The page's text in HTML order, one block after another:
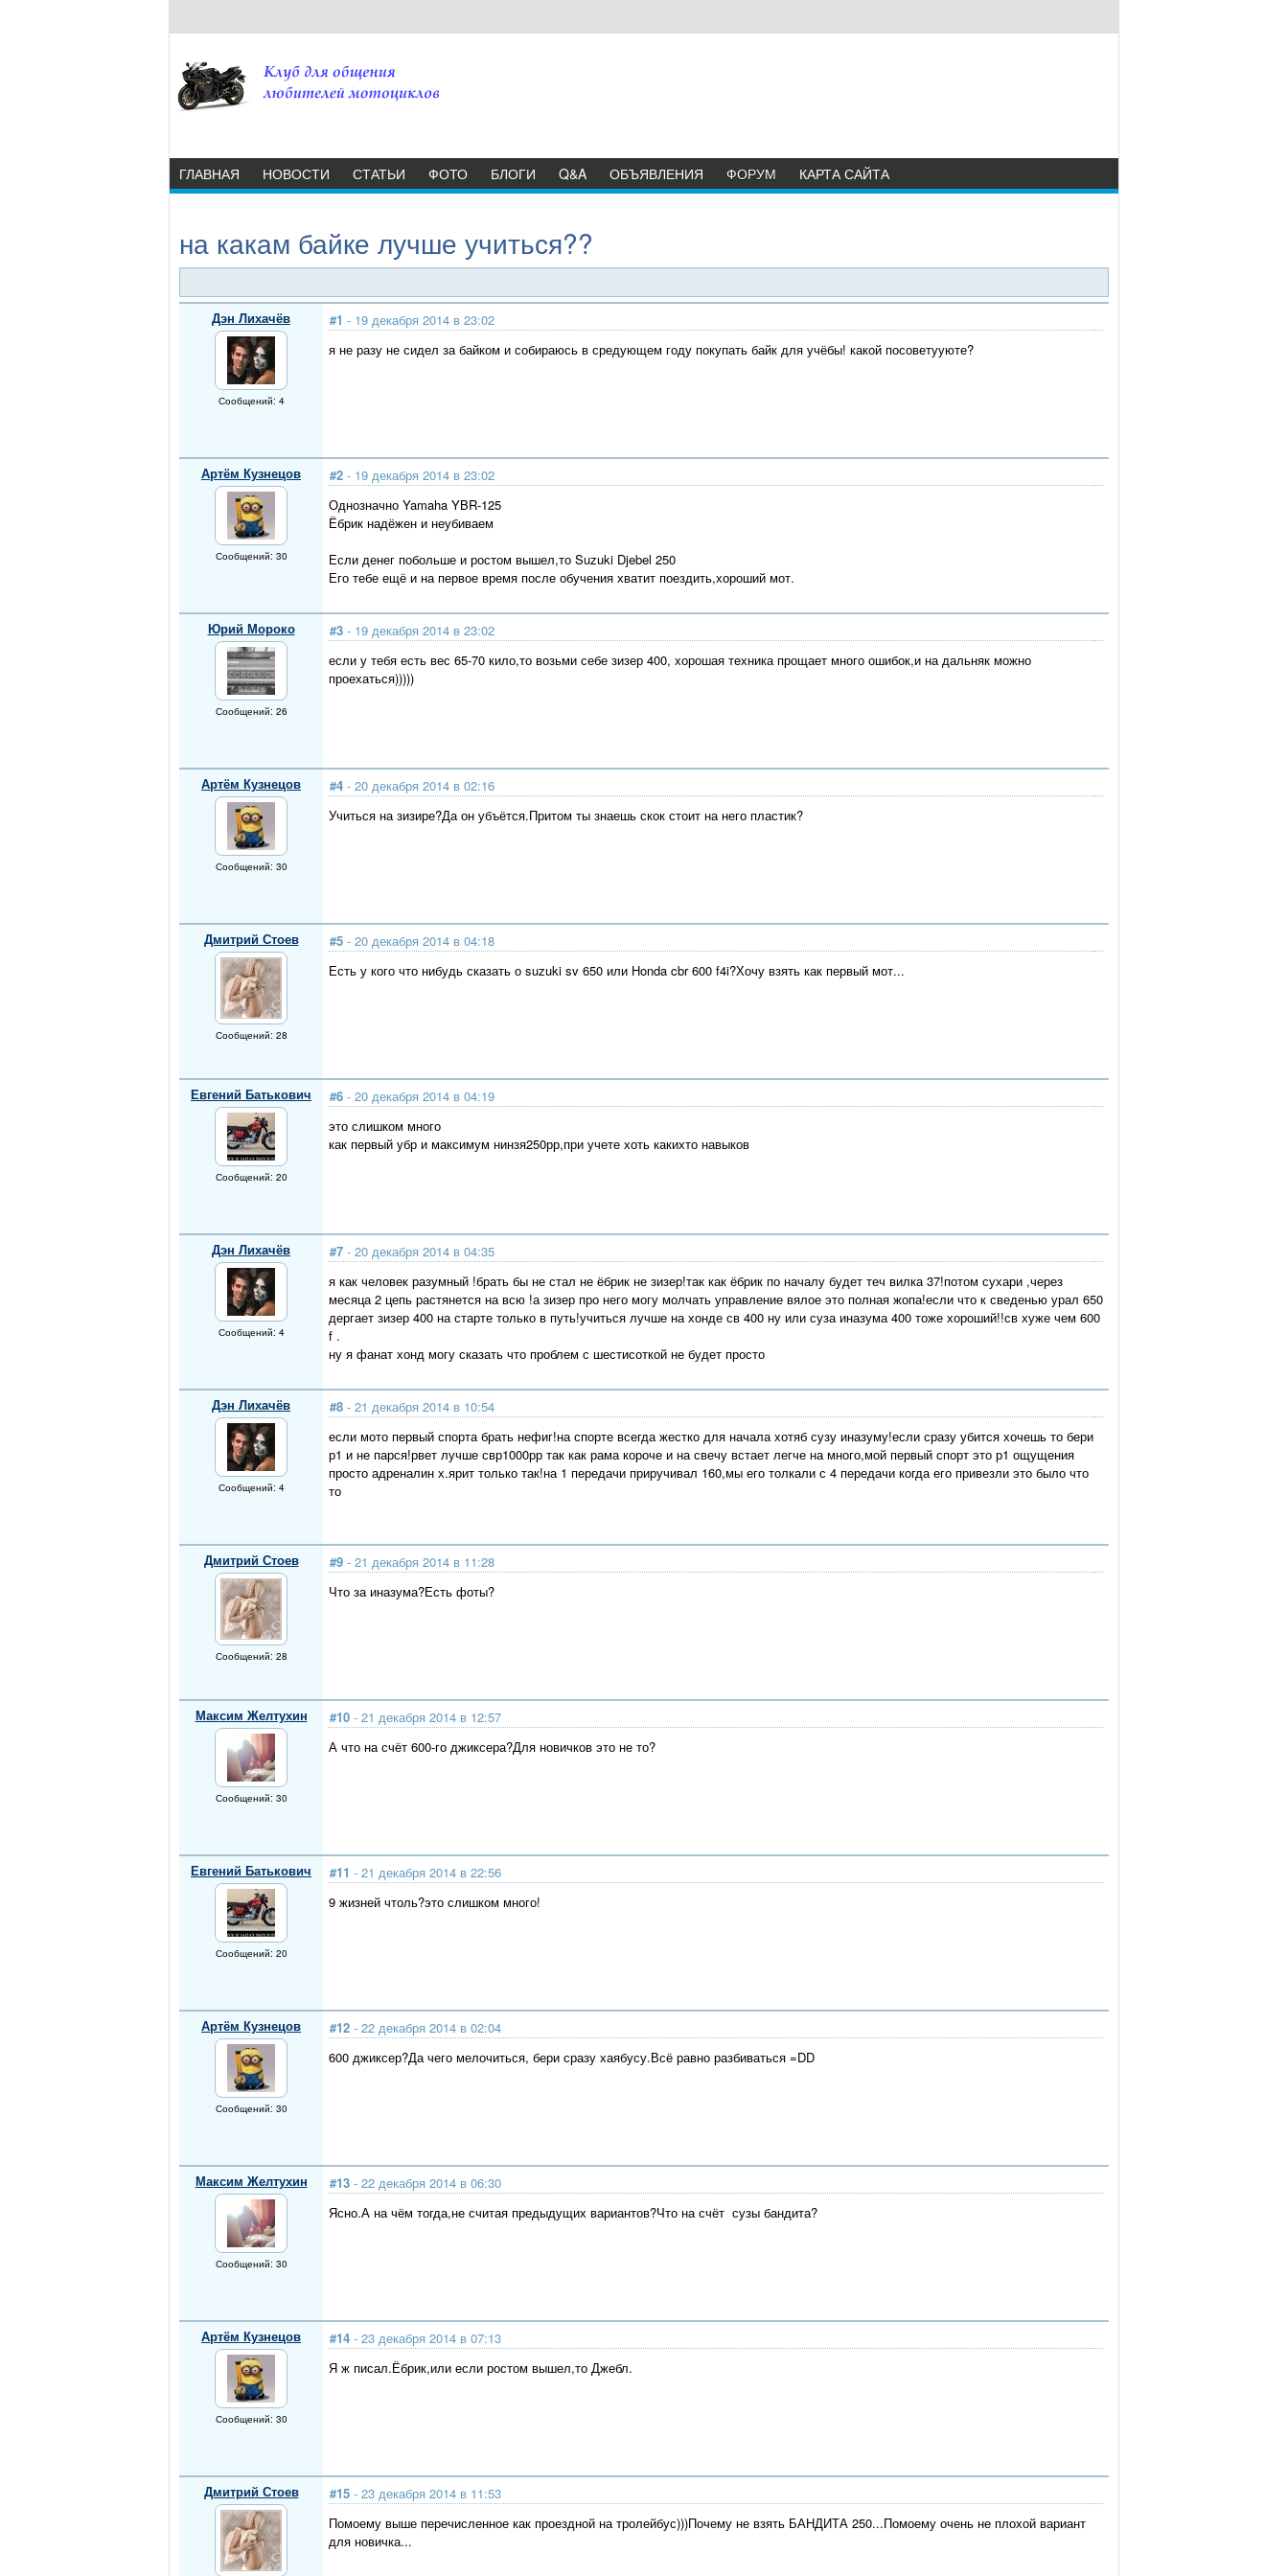
ГЛАВНАЯ НОВОСТИ СТАТЬИ ФОТО БЛОГИ Q&A ОБЪЯВЛЕНИЯ ФОРУМ КАРТА САЙТА
на какам байке лучше учиться??
Дэн Лихачёв
Сообщений: 4
#1 - 19 декабря 2014 в 23:02
я не разу не сидел за байком и собираюсь в средующем году покупать байк для учёбы! какой посоветууюте?
Артём Кузнецов
Сообщений: 30
#2 - 19 декабря 2014 в 23:02
Однозначно Yamaha YBR-125
Ёбрик надёжен и неубиваем
Если денег побольше и ростом вышел,то Suzuki Djebel 250
Его тебе ещё и на первое время после обучения хватит поездить,хороший мот.
Юрий Мороко
Сообщений: 26
#3 - 19 декабря 2014 в 23:02
если у тебя есть вес 65-70 кило,то возьми себе зизер 400, хорошая техника прощает много ошибок,и на дальняк можно
проехаться)))))
Артём Кузнецов
Сообщений: 30
#4 - 20 декабря 2014 в 02:16
Учиться на зизире?Да он убъётся.Притом ты знаешь скок стоит на него пластик?
Дмитрий Стоев
Сообщений: 28
#5 - 20 декабря 2014 в 04:18
Есть у кого что нибудь сказать о suzuki sv 650 или Honda cbr 600 f4i?Хочу взять как первый мот...
Евгений Батькович
Сообщений: 20
#6 - 20 декабря 2014 в 04:19
это слишком много
как первый убр и максимум нинзя250рр,при учете хоть какихто навыков
Дэн Лихачёв
Сообщений: 4
#7 - 20 декабря 2014 в 04:35
я как человек разумный !брать бы не стал не ёбрик не зизер!так как ёбрик по началу будет теч вилка 37!потом сухари ,через
месяца 2 цепь растянется на всю !а зизер про него могу молчать управление вялое это полная жопа!если что к сведенью урал 650
дергает зизер 400 на старте только в путь!учиться лучше на хонде св 400 ну или суза иназума 400 тоже хороший!!св хуже чем 600
f .
ну я фанат хонд могу сказать что проблем с шестисоткой не будет просто
Дэн Лихачёв
Сообщений: 4
#8 - 21 декабря 2014 в 10:54
если мото первый спорта брать нефиг!на спорте всегда жестко для начала хотяб сузу иназуму!если сразу убится хочешь то бери
р1 и не парся!рвет лучше свр1000рр так как рама короче и на свечу встает легче на много,мой первый спорт это р1 ощущения
просто адреналин х.ярит только так!на 1 передачи приручивал 160,мы его толкали с 4 передачи когда его привезли это было что
то
Дмитрий Стоев
Сообщений: 28
#9 - 21 декабря 2014 в 11:28
Что за иназума?Есть фоты?
Максим Желтухин
Сообщений: 30
#10 - 21 декабря 2014 в 12:57
А что на счёт 600-го джиксера?Для новичков это не то?
Евгений Батькович
Сообщений: 20
#11 - 21 декабря 2014 в 22:56
9 жизней чтоль?это слишком много!
Артём Кузнецов
Сообщений: 30
#12 - 22 декабря 2014 в 02:04
600 джиксер?Да чего мелочиться, бери сразу хаябусу.Всё равно разбиваться =DD
Максим Желтухин
Сообщений: 30
#13 - 22 декабря 2014 в 06:30
Ясно.А на чём тогда,не считая предыдущих вариантов?Что на счёт сузы бандита?
Артём Кузнецов
Сообщений: 30
#14 - 23 декабря 2014 в 07:13
Я ж писал.Ёбрик,или если ростом вышел,то Джебл.
Дмитрий Стоев #15 - 23 декабря 2014 в 11:53
Помоему выше перечисленное как проездной на тролейбус)))Почему не взять БАНДИТА 250...Помоему очень не плохой вариант
для новичка...